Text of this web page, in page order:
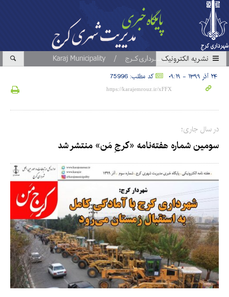
نشریه الکترونیک
۲۴ آذر ۱۳۹۹ - ۰۹:۱۹ کد مطلب: 75996
در سال جاری؛
سومین شماره هفته‌نامه «کرجِ مَن» منتشر شد